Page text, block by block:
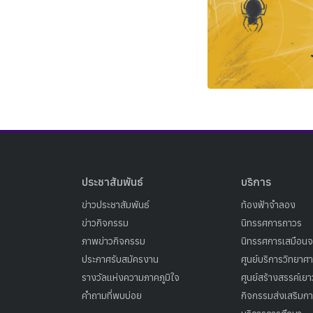
ประชาสัมพันธ์
ข่าวประชาสัมพันธ์
ข่าวกิจกรรม
ภาพข่าวกิจกรรม
ประกาศรับสมัครงาน
รางวัลแห่งความภาคภูมิใจ
คำถามที่พบบ่อย
บริการ
ท้องฟ้าจำลอง
นิทรรศการถาวร
นิทรรศการเสมือน
ศูนย์บริการวิทยาศ
ศูนย์สร้างสรรค์เย
กิจกรรมส่งเสริมก